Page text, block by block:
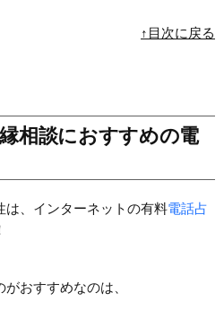
↑目次に戻る
相談におすすめの電
は、インターネットの有料電話占
おすすめなのは、